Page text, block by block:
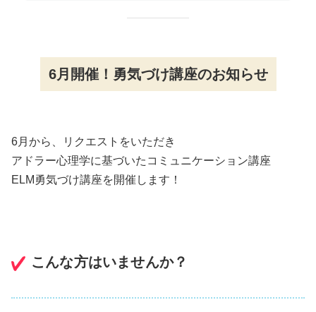
6月開催！勇気づけ講座のお知らせ
6月から、リクエストをいただき
アドラー心理学に基づいたコミュニケーション講座
ELM勇気づけ講座を開催します！
こんな方はいませんか？